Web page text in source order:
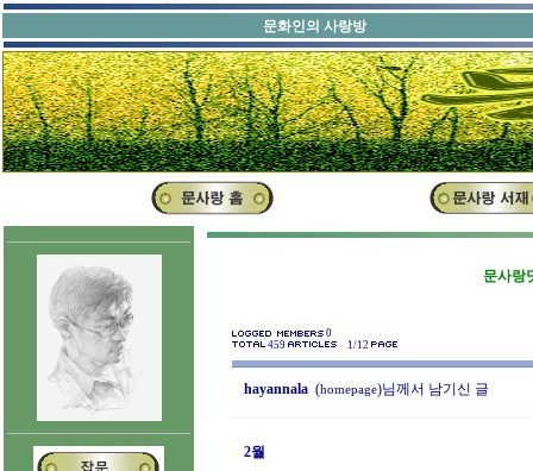
문화인의 사랑방
문사랑
0
459
1/12
hayannala (homepage)님께서 남기신 글
2월